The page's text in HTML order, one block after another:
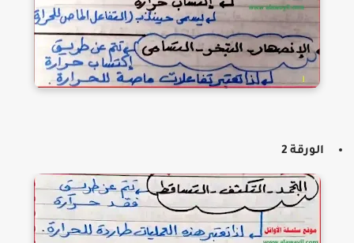
الورقة 2